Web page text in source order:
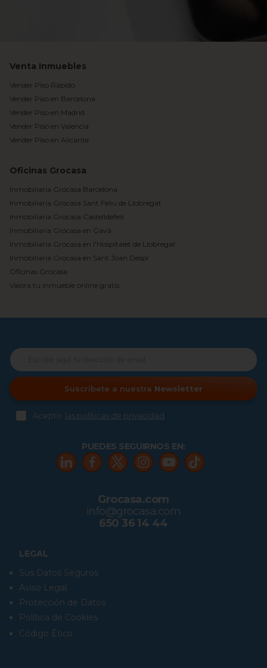
Venta Inmuebles
Vender Piso Rápido
Vender Piso en Barcelona
Vender Piso en Madrid
Vender Piso en Valencia
Vender Piso en Alicante
Oficinas Grocasa
Inmobiliaria Grocasa Barcelona
Inmobiliaria Grocasa Sant Feliu de Llobregat
Inmobiliaria Grocasa Castelldefels
Inmobiliaria Grocasa en Gavà
Inmobiliaria Grocasa en l'Hospitalet de Llobregat
Inmobiliaria Grocasa en Sant Joan Despí
Oficinas Grocasa
Valora tu inmueble online gratis
Suscríbete a nuestra Newsletter
Acepto las políticas de privacidad
LEGAL
Sus Datos Seguros
Aviso Legal
Protección de Datos
Política de Cookies
Código Ético
PUEDES SEGUIRNOS EN:
Grocasa.com
info@grocasa.com
650 36 14 44